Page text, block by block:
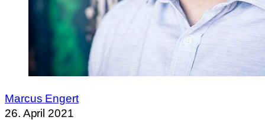
Marcus Engert
26. April 2021